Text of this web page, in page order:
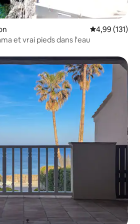
Évaluation
4,99 (131)
et vrai pieds dans l'eau